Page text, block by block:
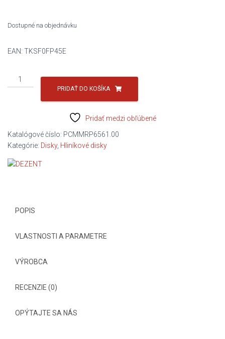
Dostupné na objednávku
EAN: TKSF0FP45E
množstvo
DEZENT
5x114.3
ET45
PRIDAŤ DO KOŠÍKA
Pridať medzi obľúbené
Katalógové číslo: PCMMRP6561.00
Kategórie: Disky, Hliníkové disky
POPIS
VLASTNOSTI A PARAMETRE
VÝROBCA
RECENZIE (0)
OPÝTAJTE SA NÁS